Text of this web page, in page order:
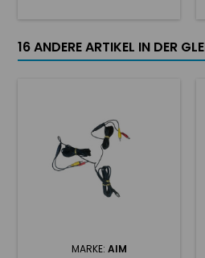
16 ANDERE ARTIKEL IN DER
MARKE: AIM